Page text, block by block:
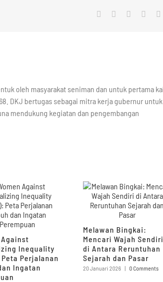
Facebook LinkedIn
oleh masyarakat seniman dan untuk pertama
DKJ bertugas sebagai mitra kerja gubernur untuk
mendukung kegiatan dan pengembangan
Against
Inequality
Peta Perjalanan
Ingatan
Melawan Bingkai:
Mencari Wajah Sendiri
di Antara Reruntuhan
Sejarah dan Pasar
20 Januari 2026 | 0 Comments